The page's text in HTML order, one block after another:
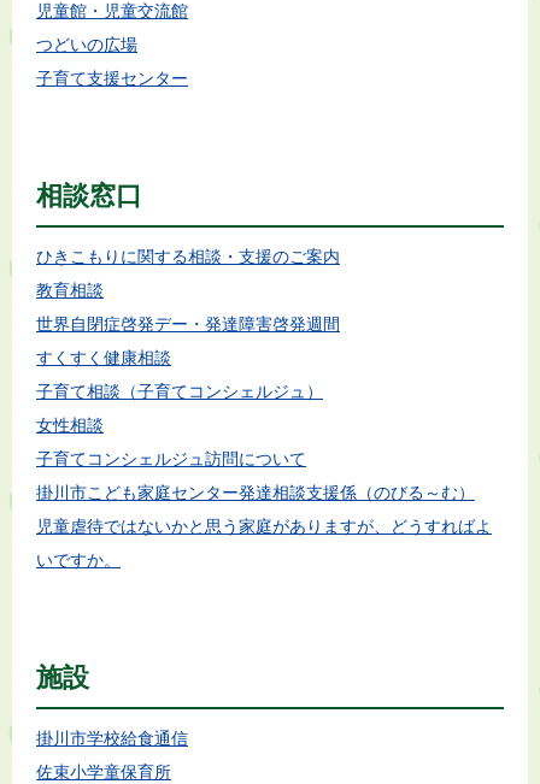
児童館・児童交流館
つどいの広場
子育て支援センター
相談窓口
ひきこもりに関する相談・支援のご案内
教育相談
世界自閉症啓発デー・発達障害啓発週間
すくすく健康相談
子育て相談（子育てコンシェルジュ）
女性相談
子育てコンシェルジュ訪問について
掛川市こども家庭センター発達相談支援係（のびる～む）
児童虐待ではないかと思う家庭がありますが、どうすればよ
いですか。
施設
掛川市学校給食通信
佐束小学童保育所